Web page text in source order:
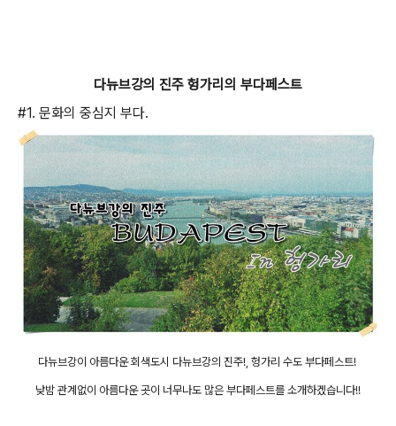
다뉴브강의 진주 헝가리의 부다페스트
#1. 문화의 중심지 부다.
다뉴브강이 아름다운 회색도시 다뉴브강의 진주!, 헝가리 수도 부다페스트!
낮밤 관계없이 아름다운 곳이 너무나도 많은 부다페스트를 소개하겠습니다!!